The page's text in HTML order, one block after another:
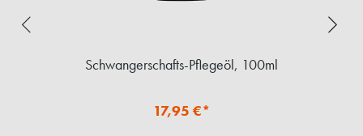
Schwangerschafts-Pflegeöl, 100ml
17,95 €*